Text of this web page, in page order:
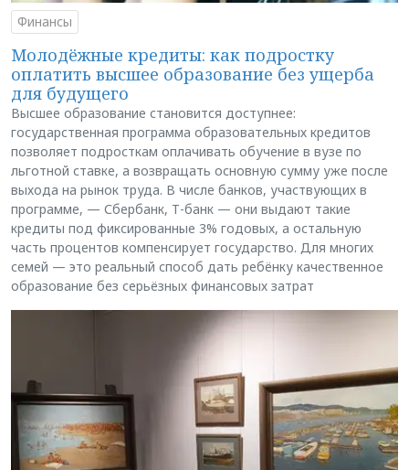
Финансы
Молодёжные кредиты: как подростку
оплатить высшее образование без ущерба
для будущего
Высшее образование становится доступнее:
государственная программа образовательных кредитов
позволяет подросткам оплачивать обучение в вузе по
льготной ставке, а возвращать основную сумму уже после
выхода на рынок труда. В числе банков, участвующих в
программе, — Сбербанк, Т-банк — они выдают такие
кредиты под фиксированные 3% годовых, а остальную
часть процентов компенсирует государство. Для многих
семей — это реальный способ дать ребёнку качественное
образование без серьёзных финансовых затрат